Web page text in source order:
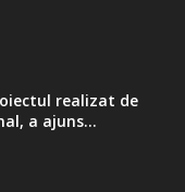
realizat de
a ajuns...